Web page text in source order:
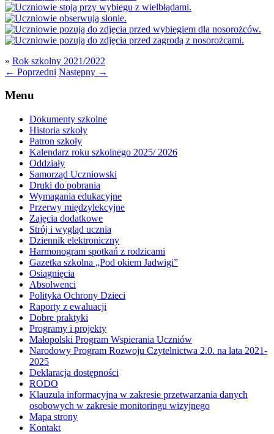
» Rok szkolny 2021/2022
← Poprzedni Następny →
Menu
Dokumenty szkolne
Historia szkoły
Patron szkoły
Kalendarz roku szkolnego 2025/ 2026
Oddziały
Samorząd Uczniowski
Druki do pobrania
Wymagania edukacyjne
Przerwy międzylekcyjne
Zajęcia dodatkowe
Strój i wygląd ucznia
Dziennik elektroniczny
Harmonogram spotkań z rodzicami
Gazetka szkolna „Pod okiem Jadwigi”
Osiągnięcia
Absolwenci
Polityka Ochrony Dzieci
Raporty z ewaluacji
Dobre praktyki
Programy i projekty
Małopolski Program Wspierania Uczniów
Narodowy Program Rozwoju Czytelnictwa 2.0. na lata 2021-
2025
Deklaracja dostępności
RODO
Klauzula informacyjna w zakresie przetwarzania danych
osobowych w zakresie monitoringu wizyjnego
Mapa strony
Kontakt